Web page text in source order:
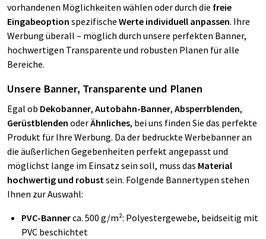
vorhandenen Möglichkeiten wählen oder durch die freie
Eingabeoption spezifische Werte individuell anpassen. Ihre
Werbung überall – möglich durch unsere perfekten Banner,
hochwertigen Transparente und robusten Planen für alle
Bereiche.
Unsere Banner, Transparente und Planen
Egal ob Dekobanner, Autobahn-Banner, Absperrblenden,
Gerüstblenden oderÄhnliches, bei uns finden Sie das perfekte
Produkt für Ihre Werbung. Da der bedruckte Werbebanner an
die äußerlichen Gegebenheiten perfekt angepasst und
möglichst lange im Einsatz sein soll, muss das Material
hochwertig und robust sein. Folgende Bannertypen stehen
Ihnen zur Auswahl:
PVC-Bannerca. 500 g/m²: Polyestergewebe, beidseitig mit
PVC beschichtet